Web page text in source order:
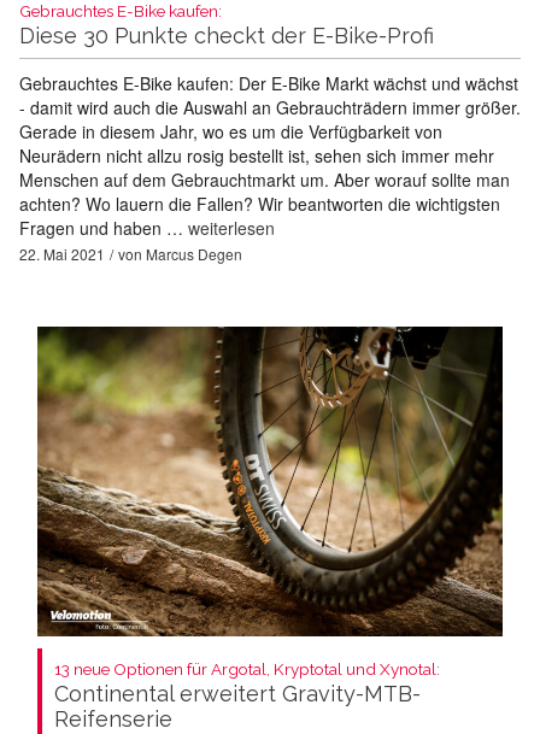
Gebrauchtes E-Bike kaufen:
Diese 30 Punkte checkt der E-Bike-Profi
Gebrauchtes E-Bike kaufen: Der E-Bike Markt wächst und wächst
- damit wird auch die Auswahl an Gebrauchträdern immer größer.
Gerade in diesem Jahr, wo es um die Verfügbarkeit von
Neurädern nicht allzu rosig bestellt ist, sehen sich immer mehr
Menschen auf dem Gebrauchtmarkt um. Aber worauf sollte man
achten? Wo lauern die Fallen? Wir beantworten die wichtigsten
Fragen und haben … weiterlesen
22. Mai 2021 von Marcus Degen
13 neue Optionen für Argotal, Kryptotal und Xynotal:
Continental erweitert Gravity-MTB-
Reifenserie